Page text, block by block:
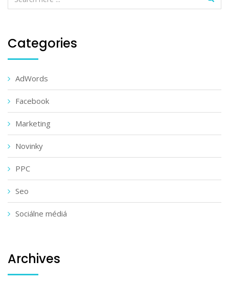
Categories
AdWords
Facebook
Marketing
Novinky
PPC
Seo
Sociálne médiá
Archives